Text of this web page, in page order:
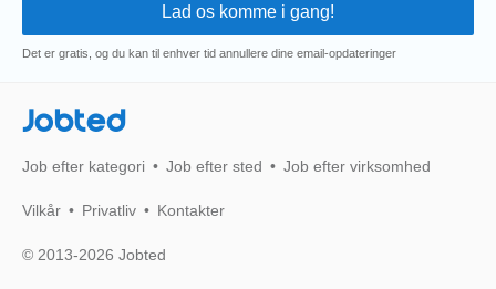
Det er gratis, og du kan til enhver tid annullere dine email-opdateringer
Jobted
Job efter kategori Job efter sted Job efter virksomhed
Vilkår Privatliv Kontakter
© 2013-2026 Jobted